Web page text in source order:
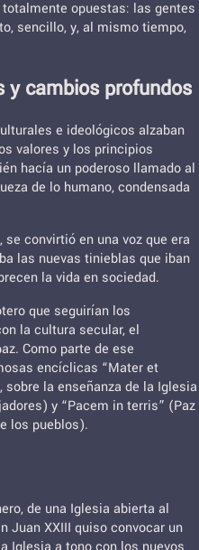
opuestas: las gentes
sencillo, y, al mismo tiempo,
y cambios profundos
e ideológicos alzaban
valores y los principios
hacía un poderoso llamado al
de lo humano, condensada
convirtió en una voz que era
las nuevas tinieblas que iban
la vida en sociedad.
que seguirían los
la cultura secular, el
Como parte de ese
encíclicas “Mater et
la enseñanza de la Iglesia
y “Pacem in terris” (Paz
los pueblos).
de una Iglesia abierta al
Juan XXIII quiso convocar un